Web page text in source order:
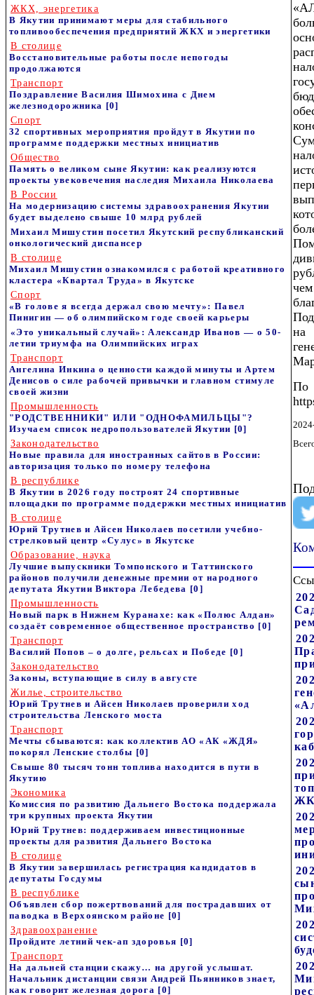
ЖКХ, энергетика
В Якутии принимают меры для стабильного
топливообеспечения предприятий ЖКХ и энергетики
В столице
Восстановительные работы после непогоды
продолжаются
Транспорт
Поздравление Василия Шимохина с Днем
железнодорожника [0]
Спорт
32 спортивных мероприятия пройдут в Якутии по
программе поддержки местных инициатив
Общество
Память о великом сыне Якутии: как реализуются
проекты увековечения наследия Михаила Николаева
В России
На модернизацию системы здравоохранения Якутии
будет выделено свыше 10 млрд рублей
Михаил Мишустин посетил Якутский республиканский
онкологический диспансер
В столице
Михаил Мишустин ознакомился с работой креативного
кластера «Квартал Труда» в Якутске
Спорт
«В голове я всегда держал свою мечту»: Павел
Пинигин — об олимпийском годе своей карьеры
«Это уникальный случай»: Александр Иванов — о 50-
летии триумфа на Олимпийских играх
Транспорт
Ангелина Инкина о ценности каждой минуты и Артем
Денисов о силе рабочей привычки и главном стимуле
своей жизни
Промышленность
"РОДСТВЕННИКИ" ИЛИ "ОДНОФАМИЛЬЦЫ"?
Изучаем список недропользователей Якутии [0]
Законодательство
Новые правила для иностранных сайтов в России:
авторизация только по номеру телефона
В республике
В Якутии в 2026 году построят 24 спортивные
площадки по программе поддержки местных инициатив
В столице
Юрий Трутнев и Айсен Николаев посетили учебно-
стрелковый центр «Сулус» в Якутске
Образование, наука
Лучшие выпускники Томпонского и Таттинского
районов получили денежные премии от народного
депутата Якутии Виктора Лебедева [0]
Промышленность
Новый парк в Нижнем Куранахе: как «Полюс Алдан»
создаёт современное общественное пространство [0]
Транспорт
Василий Попов – о долге, рельсах и Победе [0]
Законодательство
Законы, вступающие в силу в августе
Жилье, строительство
Юрий Трутнев и Айсен Николаев проверили ход
строительства Ленского моста
Транспорт
Мечты сбываются: как коллектив АО «АК «ЖДЯ»
покорял Ленские столбы [0]
Свыше 80 тысяч тонн топлива находится в пути в
Якутию
Экономика
Комиссия по развитию Дальнего Востока поддержала
три крупных проекта Якутии
Юрий Трутнев: поддерживаем инвестиционные
проекты для развития Дальнего Востока
В столице
В Якутии завершилась регистрация кандидатов в
депутаты Госдумы
В республике
Объявлен сбор пожертвований для пострадавших от
паводка в Верхоянском районе [0]
Здравоохранение
Пройдите летний чек-ап здоровья [0]
Транспорт
На дальней станции скажу… на другой услышат.
Начальник дистанции связи Андрей Пьянников знает,
как говорит железная дорога [0]
на